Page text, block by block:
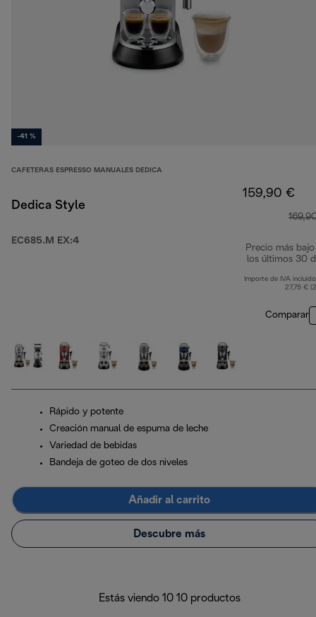
-41 %
CAFETERAS ESPRESSO MANUALES DEDICA
Dedica Style
EC685.M EX:4
159,90 €
Precio más bajo
los últimos 30
Importe de IVA
27,75 €
Comparar
Rápido y potente
Creación manual de espuma de leche
Variedad de bebidas
Bandeja de goteo de dos niveles
Añadir al carrito
Descubre más
Estás viendo 10 10 productos